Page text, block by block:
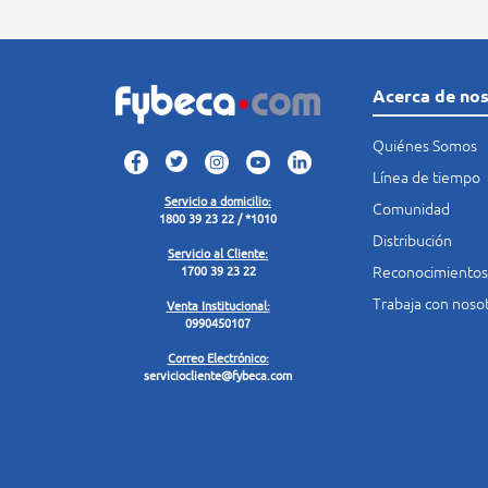
Servicio a domicilio:
1800 39 23 22 / *1010
Servicio al Cliente:
1700 39 23 22
Venta Institucional:
0990450107
Correo Electrónico:
serviciocliente@fybeca.com
Acerca de
Quiénes Somos
Línea de tiempo
Comunidad
Distribución
Reconocimientos
Trabaja con